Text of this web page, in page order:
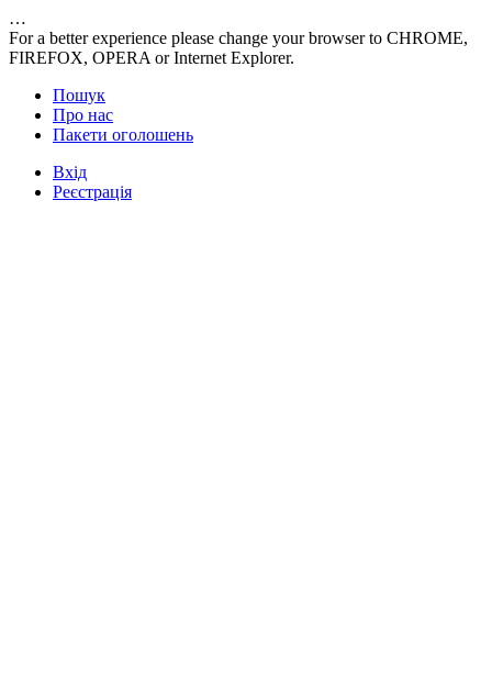
…
For a better experience please change your browser to CHROME,
FIREFOX, OPERA or Internet Explorer.
Пошук
Про нас
Пакети оголошень
Вхід
Реєстрація